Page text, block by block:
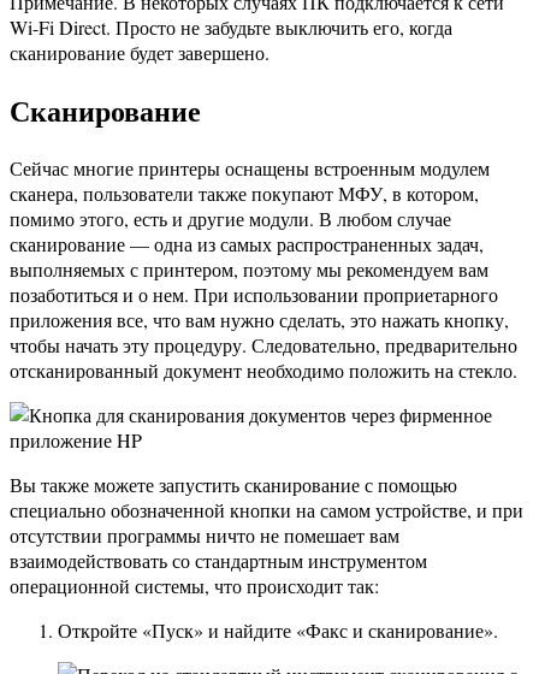
Wi-Fi Direct. Просто не забудьте выключить его, когда
сканирование будет завершено.
Сканирование
Сейчас многие принтеры оснащены встроенным модулем
сканера, пользователи также покупают МФУ, в котором,
помимо этого, есть и другие модули. В любом случае
сканирование — одна из самых распространенных задач,
выполняемых с принтером, поэтому мы рекомендуем вам
позаботиться и о нем. При использовании проприетарного
приложения все, что вам нужно сделать, это нажать кнопку,
чтобы начать эту процедуру. Следовательно, предварительно
отсканированный документ необходимо положить на стекло.
Вы также можете запустить сканирование с помощью
специально обозначенной кнопки на самом устройстве, и при
отсутствии программы ничто не помешает вам
взаимодействовать со стандартным инструментом
операционной системы, что происходит так:
Откройте «Пуск» и найдите «Факс и сканирование».